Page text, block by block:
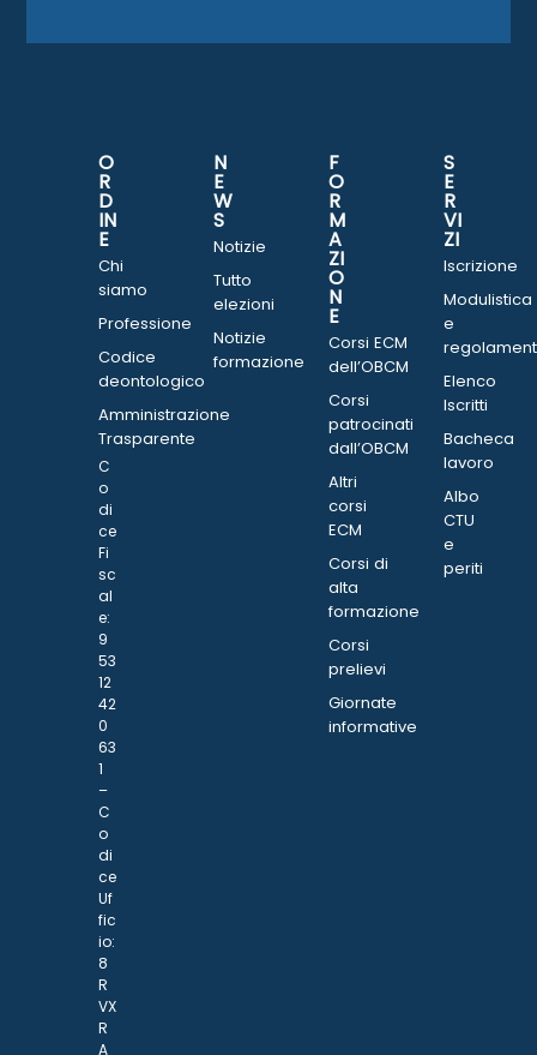
O
R
D
IN
E
Chi
siamo
Professione
Codice
deontologico
Amministrazione
Trasparente
C
o
di
ce
Fi
sc
al
e:
9
53
12
42
0
63
1
–
C
o
di
ce
Uf
fic
io:
8
R
VX
R
A
N
E
W
S
Notizie
Tutto
elezioni
Notizie
formazione
F
O
R
M
A
ZI
O
N
E
Corsi ECM
dell’OBCM
Corsi
patrocinati
dall’OBCM
Altri
corsi
ECM
Corsi di
alta
formazione
Corsi
prelievi
Giornate
informative
S
E
R
VI
ZI
Iscrizione
Modulistica
e
Elenco
Iscritti
Bacheca
lavoro
Albo
CTU
e
periti